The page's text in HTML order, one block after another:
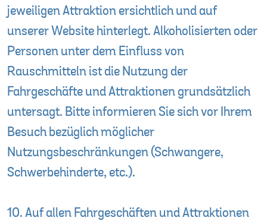
jeweiligen Attraktion ersichtlich und auf
unserer Website hinterlegt. Alkoholisierten oder
Personen unter dem Einfluss von
Rauschmitteln ist die Nutzung der
Fahrgeschäfte und Attraktionen grundsätzlich
untersagt. Bitte informieren Sie sich vor Ihrem
Besuch bezüglich möglicher
Nutzungsbeschränkungen (Schwangere,
Schwerbehinderte, etc.).
10. Auf allen Fahrgeschäften und Attraktionen